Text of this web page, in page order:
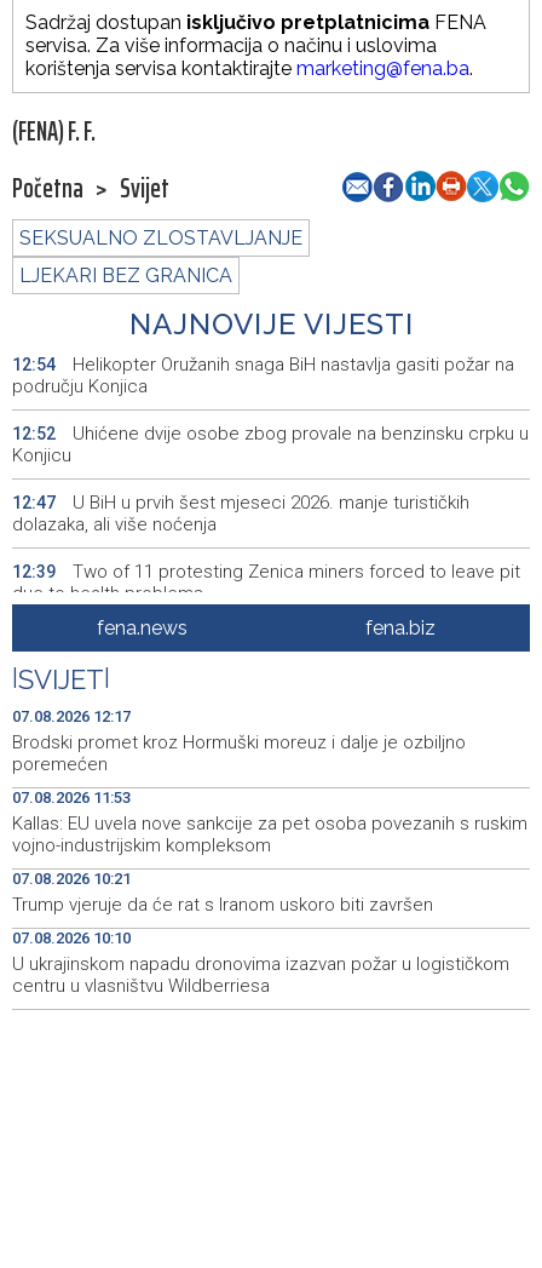
Sadržaj dostupan isključivo pretplatnicima FENA
servisa. Za više informacija o načinu i uslovima
korištenja servisa kontaktirajte marketing@fena.ba.
(FENA) F. F.
Početna > Svijet
SEKSUALNO ZLOSTAVLJANJE
LJEKARI BEZ GRANICA
NAJNOVIJE VIJESTI
12:54
Helikopter Oružanih snaga BiH nastavlja gasiti požar na
području Konjica
12:52
Uhićene dvije osobe zbog provale na benzinsku crpku u
Konjicu
12:47
U BiH u prvih šest mjeseci 2026. manje turističkih
dolazaka, ali više noćenja
12:39
Two of 11 protesting Zenica miners forced to leave pit
due to health problems
Saopćenje za javnost Republikanci BiH
12:32
Investicije u BiH u 2025. porasle za 5,36 posto, na 9,44
milijarde KM
12:30
Dvojici rudara pozlilo u jami Raspotočje, jedan prebačen
u bolnicu
12:25
Rozić: Dugotrajne suše i niski vodostaji ugrožavaju
ekosustav Hutova blata
12:23
Public transportation changes in Sarajevo today due to
football match at Grbavica Stadium
12:17
Brodski promet kroz Hormuški moreuz i dalje je ozbiljno
poremećen
fena.news fena.biz
SVIJET
07.08.2026 12:17
Brodski promet kroz Hormuški moreuz i dalje je ozbiljno
poremećen
07.08.2026 11:53
Kallas: EU uvela nove sankcije za pet osoba povezanih s ruskim
vojno-industrijskim kompleksom
07.08.2026 10:21
Trump vjeruje da će rat s Iranom uskoro biti završen
07.08.2026 10:10
U ukrajinskom napadu dronovima izazvan požar u logističkom
centru u vlasništvu Wildberriesa